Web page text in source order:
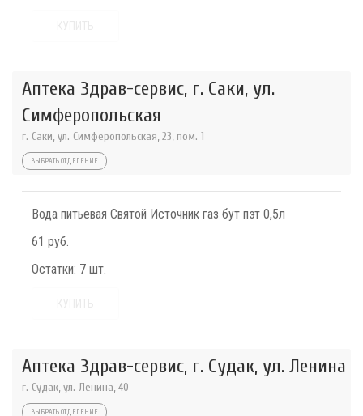
Аптека Здрав-сервис, г. Саки, ул.
Симферопольская
г. Саки, ул. Симферопольская, 23, пом. 1
ВЫБРАТЬ ОТДЕЛЕНИЕ
Вода питьевая Святой Источник газ бут пэт 0,5л
61 руб.
Остатки: 7 шт.
Аптека Здрав-сервис, г. Судак, ул. Ленина
г. Судак, ул. Ленина, 40
ВЫБРАТЬ ОТДЕЛЕНИЕ